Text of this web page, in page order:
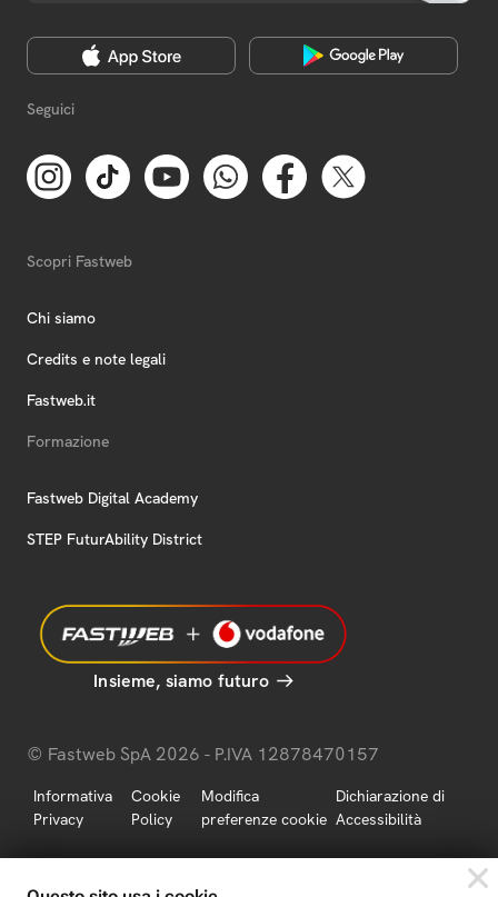
Seguici
Scopri Fastweb
Chi siamo
Credits e note legali
Fastweb.it
Formazione
Fastweb Digital Academy
STEP FuturAbility District
Insieme, siamo futuro
© Fastweb SpA 2026 - P.IVA 12878470157
Informativa
Privacy
Cookie
Policy
Modifica
preferenze cookie
Dichiarazione di
Accessibilità